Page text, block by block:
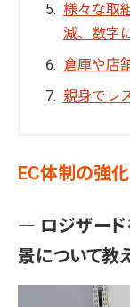
様々な取
減、数字
倉庫や店
親身でレ
EC体制の強
― ロジザード
景について教